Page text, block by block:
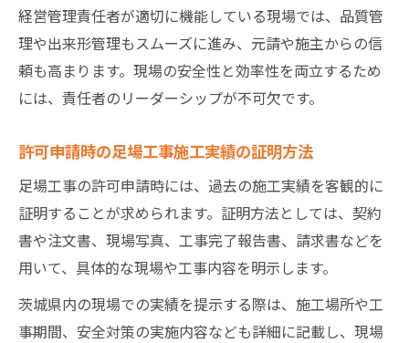
経営管理責任者が適切に機能している現場では、品質管
理や出来形管理もスムーズに進み、元請や施主からの信
頼も高まります。現場の安全性と効率性を両立するため
には、責任者のリーダーシップが不可欠です。
許可申請時の足場工事施工実績の証明方法
足場工事の許可申請時には、過去の施工実績を客観的に
証明することが求められます。証明方法としては、契約
書や注文書、現場写真、工事完了報告書、請求書などを
用いて、具体的な現場や工事内容を明示します。
茨城県内の現場での実績を提示する際は、施工場所や工
事期間、安全対策の実施内容なども詳細に記載し、現場